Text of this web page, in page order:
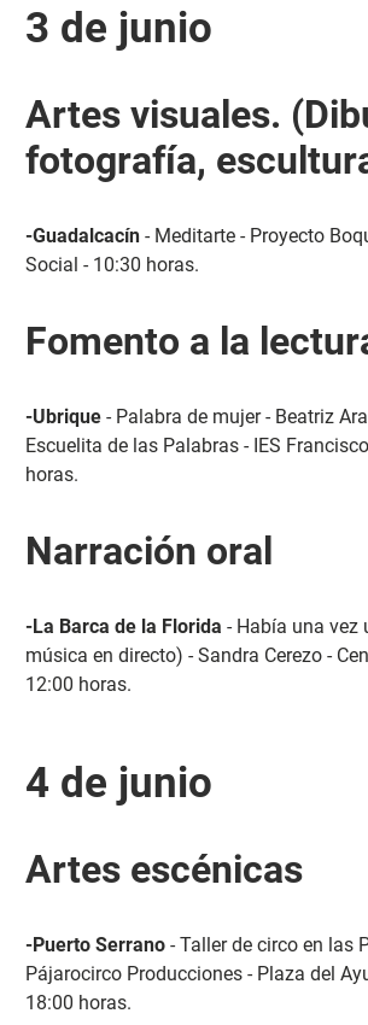
3 de junio
Artes visuales.
fotografía,
-Guadalcacín- Meditarte - Proyecto
Social - 10:30 horas.
Fomento a la
-Ubrique- Palabra de mujer - Beatriz
Escuelita de las Palabras - IES
horas.
Narración oral
-La Barca de la Florida - Había una vez
música en directo) - Sandra Cerezo -
12:00 horas.
4 de junio
Artes escénicas
-Puerto Serrano- Taller de circo en las
Pájarocirco Producciones - Plaza del
18:00 horas.